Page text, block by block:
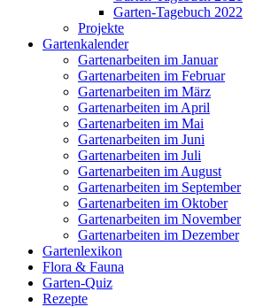
Garten-Tagebuch 2022
Projekte
Gartenkalender
Gartenarbeiten im Januar
Gartenarbeiten im Februar
Gartenarbeiten im März
Gartenarbeiten im April
Gartenarbeiten im Mai
Gartenarbeiten im Juni
Gartenarbeiten im Juli
Gartenarbeiten im August
Gartenarbeiten im September
Gartenarbeiten im Oktober
Gartenarbeiten im November
Gartenarbeiten im Dezember
Gartenlexikon
Flora & Fauna
Garten-Quiz
Rezepte